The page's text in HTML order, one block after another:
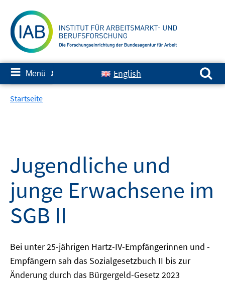
zum
Inhalt
≡ Menü ✘ English
Suchen nach:
Startseite
Jugendliche und
junge Erwachsene im
SGB II
Bei unter 25-jährigen Hartz-IV-Empfängerinnen und -
Empfängern sah das Sozialgesetzbuch II bis zur
Änderung durch das Bürgergeld-Gesetz 2023